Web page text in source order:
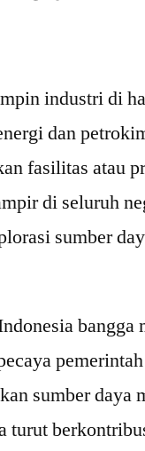
industri di
dan
fasilitas atau
di seluruh
sumber
bangga
sumber daya
turut